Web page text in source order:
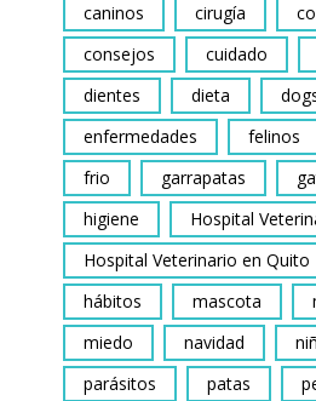
caninos
cirugía
consejos
cuidado
dientes
dieta
enfermedades
felinos
frio
garrapatas
higiene
Hospital
Hospital Veterinario en Quito
hábitos
mascota
miedo
navidad
parásitos
patas